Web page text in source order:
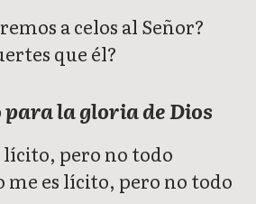
a celos al Señor?
que él?
la gloria de Dios
lícito, pero no todo
me es lícito, pero no todo